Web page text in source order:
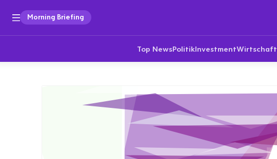
Morning Briefing
Top NewsPolitikInvestmentWirtschaft